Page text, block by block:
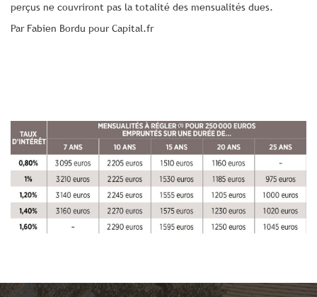
perçus ne couvriront pas la totalité des mensualités dues.
Par Fabien Bordu pour Capital.fr